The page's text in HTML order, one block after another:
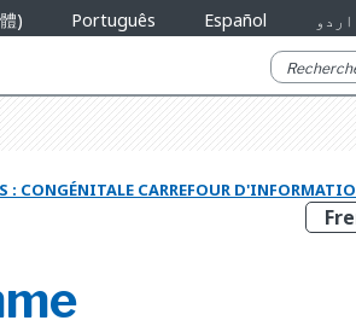
) Português Español اردو
: CONGÉNITALE CARREFOUR